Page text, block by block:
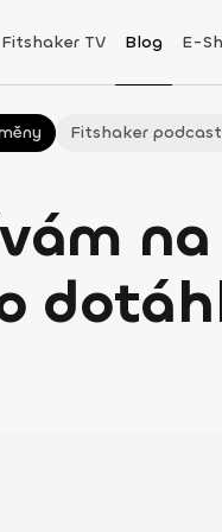
Fitshaker TV Blog E-
Fitshaker